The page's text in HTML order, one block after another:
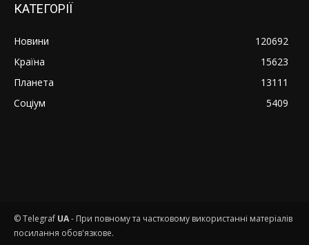
КАТЕГОРІЇ
Новини
120692
Країна
15623
Планета
13111
Соціум
5409
© Telegraf UA- При повному та частковому використанні матеріалів
посилання обов'язкове.